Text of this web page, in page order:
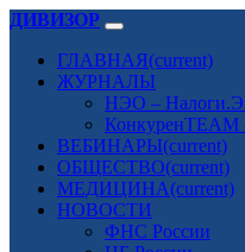
ДИВИЗОР
ГЛАВНАЯ(current)
ЖУРНАЛЫ
НЭО –
КонкуренTEAM
ВЕБИНАРЫ(current)
ОБЩЕСТВО(current)
МЕДИЦИНА(current)
НОВОСТИ
ФНС России